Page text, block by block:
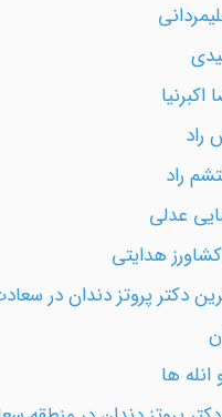
راد
راد
عدلی
هدایتی
دکتر پروتز دندان در
انله ها